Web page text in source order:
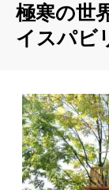
極寒の世
イスパビ